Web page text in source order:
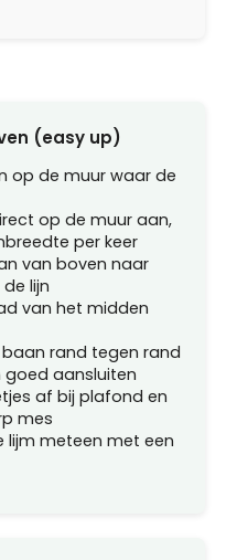
(easy up)
op de muur waar de
op de muur aan,
per keer
van boven naar
lijn
van het midden
rand tegen rand
aansluiten
af bij plafond en
mes
lijm meteen met een